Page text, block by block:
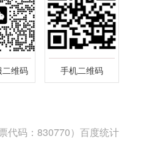
维码 手机二维码
代码：830770） 百度统计